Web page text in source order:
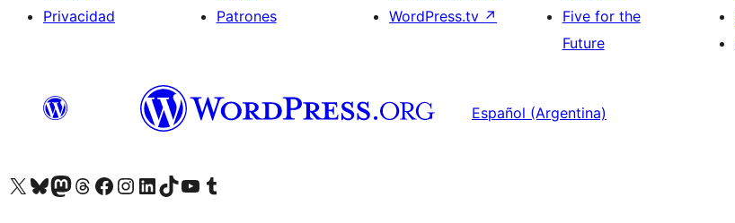
Privacidad
Patrones
WordPress.tv ↗
Five for the
Future
Español (Argentina)
Visitá nuestra cuenta de X (anteriormente Twitter)
Visitá nuestra cuenta de Bluesky
Visitá nuestra cuenta de Mastodon
Visitá nuestra cuenta de Threads
Visitá nuestra página de Facebook
Visitá nuestra cuenta de Instagram
Visitá nuestra cuenta de LinkedIn
Visitá nuestra cuenta de TikTok
Visitá nuestro canal de YouTube
Visitá nuestra cuenta de Tumblr